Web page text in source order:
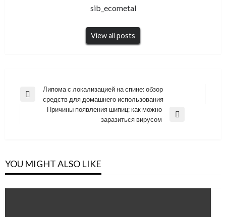
sib_ecometal
View all posts
Навигация
Previous
Липома с локализацией на спине: обзор
средств для домашнего использования
Причины появления шипиц: как можно
заразиться вирусом
YOU MIGHT ALSO LIKE